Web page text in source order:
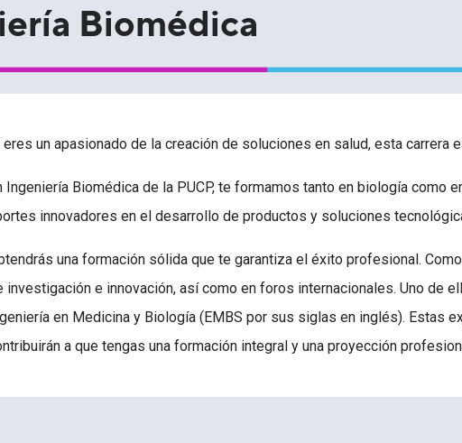
Biomédica
eres un apasionado de la creación de soluciones en salud, esta carrera
Ingeniería Biomédica de la PUCP, te formamos tanto en biología como
innovadores en el desarrollo de productos y soluciones
una formación sólida que te garantiza el éxito profesional.
investigación e innovación, así como en foros internacionales. Uno de
en Medicina y Biología (EMBS por sus siglas en inglés). Estas
a que tengas una formación integral y una proyección